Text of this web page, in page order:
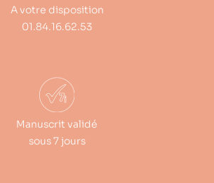
A votre disposition
01.84.16.62.53
Manuscrit validé
sous 7 jours